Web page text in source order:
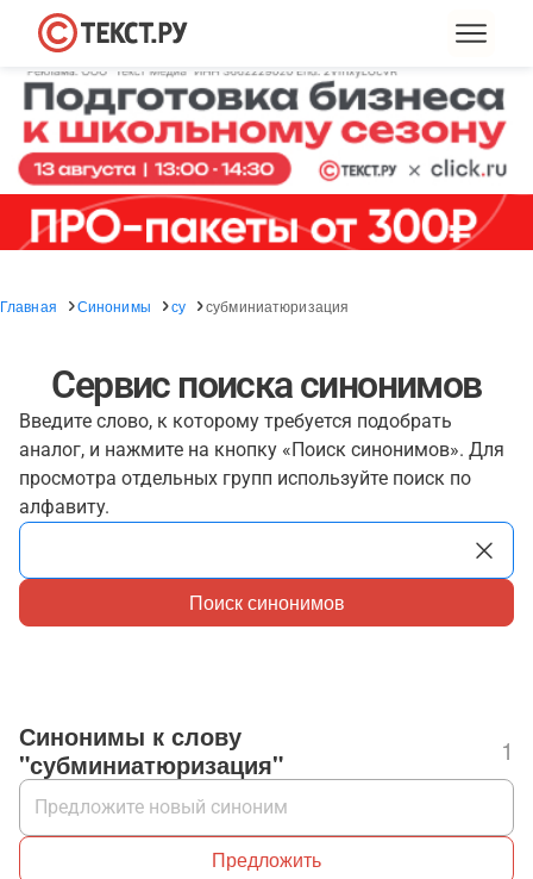
Главная Синонимы су субминиатюризация
Сервис поиска синонимов
Введите слово, к которому требуется подобрать
аналог, и нажмите на кнопку «Поиск синонимов». Для
просмотра отдельных групп используйте поиск по
алфавиту.
Поиск синонимов
Синонимы к слову
"субминиатюризация"
1
Предложить